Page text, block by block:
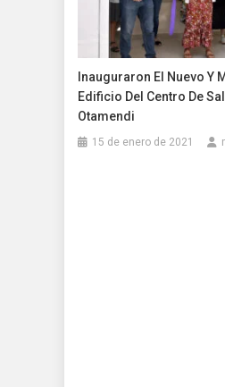
Inauguraron El Nuevo Y
Edificio Del Centro De
Otamendi
15 de enero de 2021